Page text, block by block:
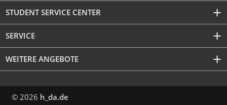
STUDENT SERVICE CENTER
SERVICE
WEITERE ANGEBOTE
© 2026 h_da.de